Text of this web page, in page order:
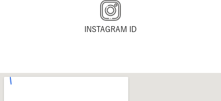
INSTAGRAM ID